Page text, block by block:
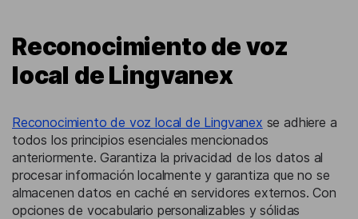
Reconocimiento de voz
local de Lingvanex
Reconocimiento de voz local de Lingvanex se adhiere a
todos los principios esenciales mencionados
anteriormente. Garantiza la privacidad de los datos al
procesar información localmente y garantiza que no se
almacenen datos en caché en servidores externos. Con
opciones de vocabulario personalizables y sólidas